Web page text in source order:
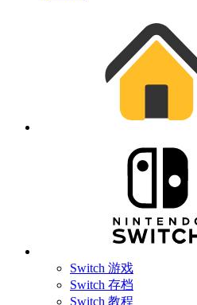
Switch 游戏
Switch 存档
Switch 教程